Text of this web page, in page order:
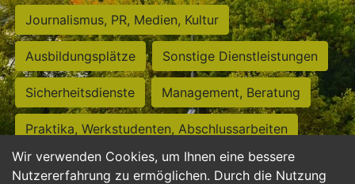
Wir verwenden Cookies, um Ihnen eine bessere
Nutzererfahrung zu ermöglichen. Durch die Nutzung
Journalismus, PR, Medien, Kultur
Ausbildungsplätze Sonstige Dienstleistungen
Sicherheitsdienste Management, Beratung
Praktika, Werkstudenten, Abschlussarbeiten
Personalwesen Assistenz, Sekretariat